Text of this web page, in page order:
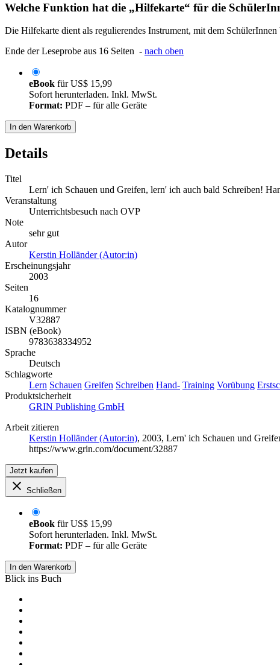
Welche Funktion hat die „Hilfekarte“ für die
Die Hilfekarte dient als regulierendes Instrument, mit dem
Ende der Leseprobe aus 16 Seiten - nach oben
eBook fürUS$ 15,99
Sofort herunterladen. Inkl. MwSt.
Format: PDF – für alle Geräte
In den Warenkorb
Details
Titel
Lern' ich Schauen und Greifen, lern' ich auch bald Schreiben!
Veranstaltung
Unterrichtsbesuch nach OVP
Note
sehr gut
Autor
Kerstin Holländer (Autor:in)
Erscheinungsjahr
2003
Seiten
16
Katalognummer
V32887
ISBN (eBook)
9783638334952
Sprache
Deutsch
Schlagworte
Lern Schauen Greifen Schreiben Hand- Training Vorübung
Produktsicherheit
GRIN Publishing GmbH
Arbeit zitieren
Kerstin Holländer (Autor:in), 2003, Lern' ich Schauen und
https://www.grin.com/document/32887
Jetzt kaufen
Schließen
eBook fürUS$ 15,99
Sofort herunterladen. Inkl. MwSt.
Format: PDF – für alle Geräte
In den Warenkorb
Blick ins Buch